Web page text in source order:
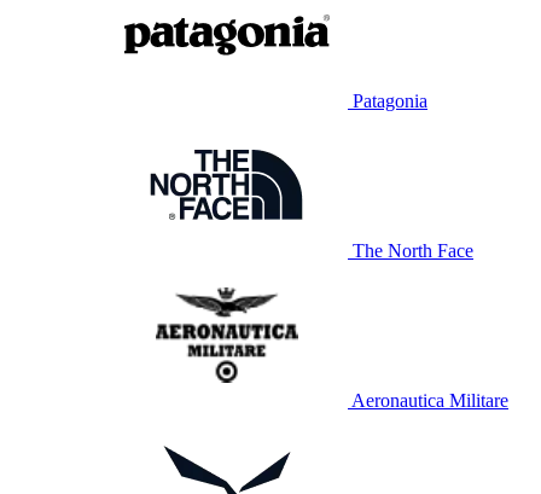
Patagonia
The North Face
Aeronautica Militare